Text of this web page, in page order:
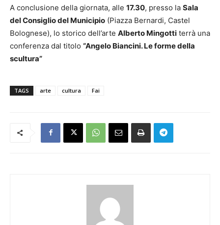
A conclusione della giornata, alle 17.30, presso la Sala
del Consiglio del Municipio (Piazza Bernardi, Castel
Bolognese), lo storico dell’arte Alberto Mingotti terrà una
conferenza dal titolo “Angelo Biancini. Le forme della
scultura”
TAGS arte cultura Fai